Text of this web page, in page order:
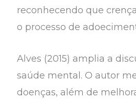
reconhecendo que
o processo de
Alves (2015) amplia a
saúde mental. O autor
doenças, além de